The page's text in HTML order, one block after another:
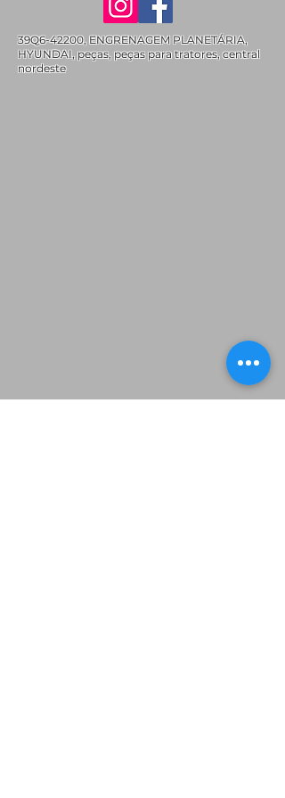
39Q6-42200, ENGRENAGEM PLANETÁRIA,
HYUNDAI, peças, peças para tratores, central
nordeste